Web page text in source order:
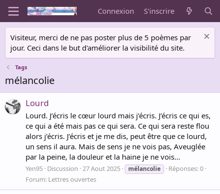
Connexion S'inscrire
Visiteur, merci de ne pas poster plus de 5 poèmes par
jour. Ceci dans le but d'améliorer la visibilité du site.
Tags
mélancolie
Lourd
Lourd. J’écris le cœur lourd mais j’écris. J’écris ce qui es,
ce qui a été mais pas ce qui sera. Ce qui sera reste flou
alors j’écris. J’écris et je me dis, peut être que ce lourd,
un sens il aura. Mais de sens je ne vois pas, Aveuglée
par la peine, la douleur et la haine je ne vois...
Yen95 Discussion 27 Aout 2025 mélancolie
Réponses: 0
Forum: Lettres ouvertes